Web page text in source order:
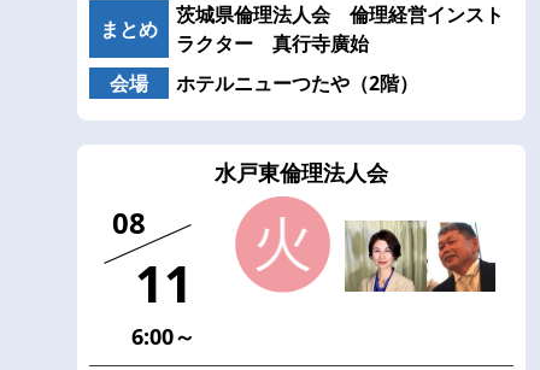
まとめ
茨城県倫理法人会 倫理経営インスト
ラクター 真行寺廣始
会場
ホテルニューつたや（2階）
水戸東倫理法人会
08
11
6:00～